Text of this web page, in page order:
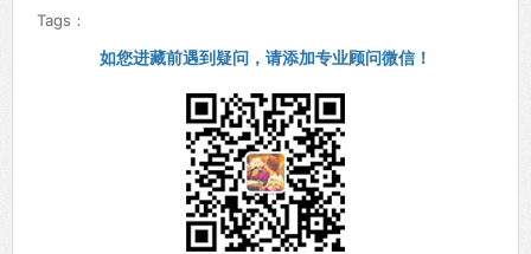
Tags：
如您进藏前遇到疑问，请添加专业顾问微信！